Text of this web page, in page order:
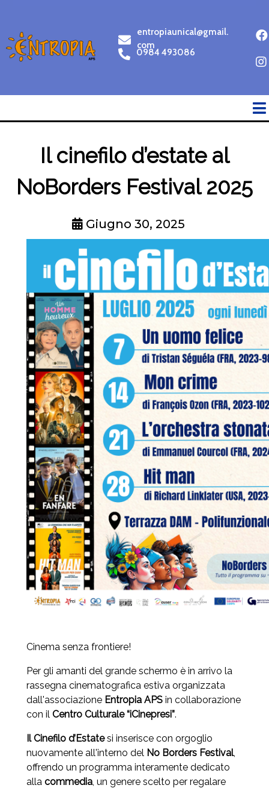
entropiaunical@gmail.
com
0984 493086
Il cinefilo d’estate al
NoBorders Festival 2025
Giugno 30, 2025
Cinema senza frontiere!
Per gli amanti del grande schermo è in arrivo la
rassegna cinematografica estiva organizzata
dall'associazione Entropia APSin collaborazione
con il Centro Culturale “iCinepresi”.
Il Cinefilo d’Estatesi inserisce con orgoglio
nuovamente all'interno del No Borders Festival,
offrendo un programma interamente dedicato
alla commedia, un genere scelto per regalare